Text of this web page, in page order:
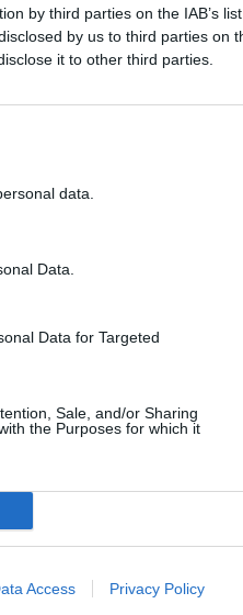
by third parties on the IAB’s
by us to third parties on
it to other third parties.
data.
Data.
Data for Targeted
Sale, and/or Sharing
the Purposes for which it
Access Privacy Policy
a MAB.
Állatorvostudományi